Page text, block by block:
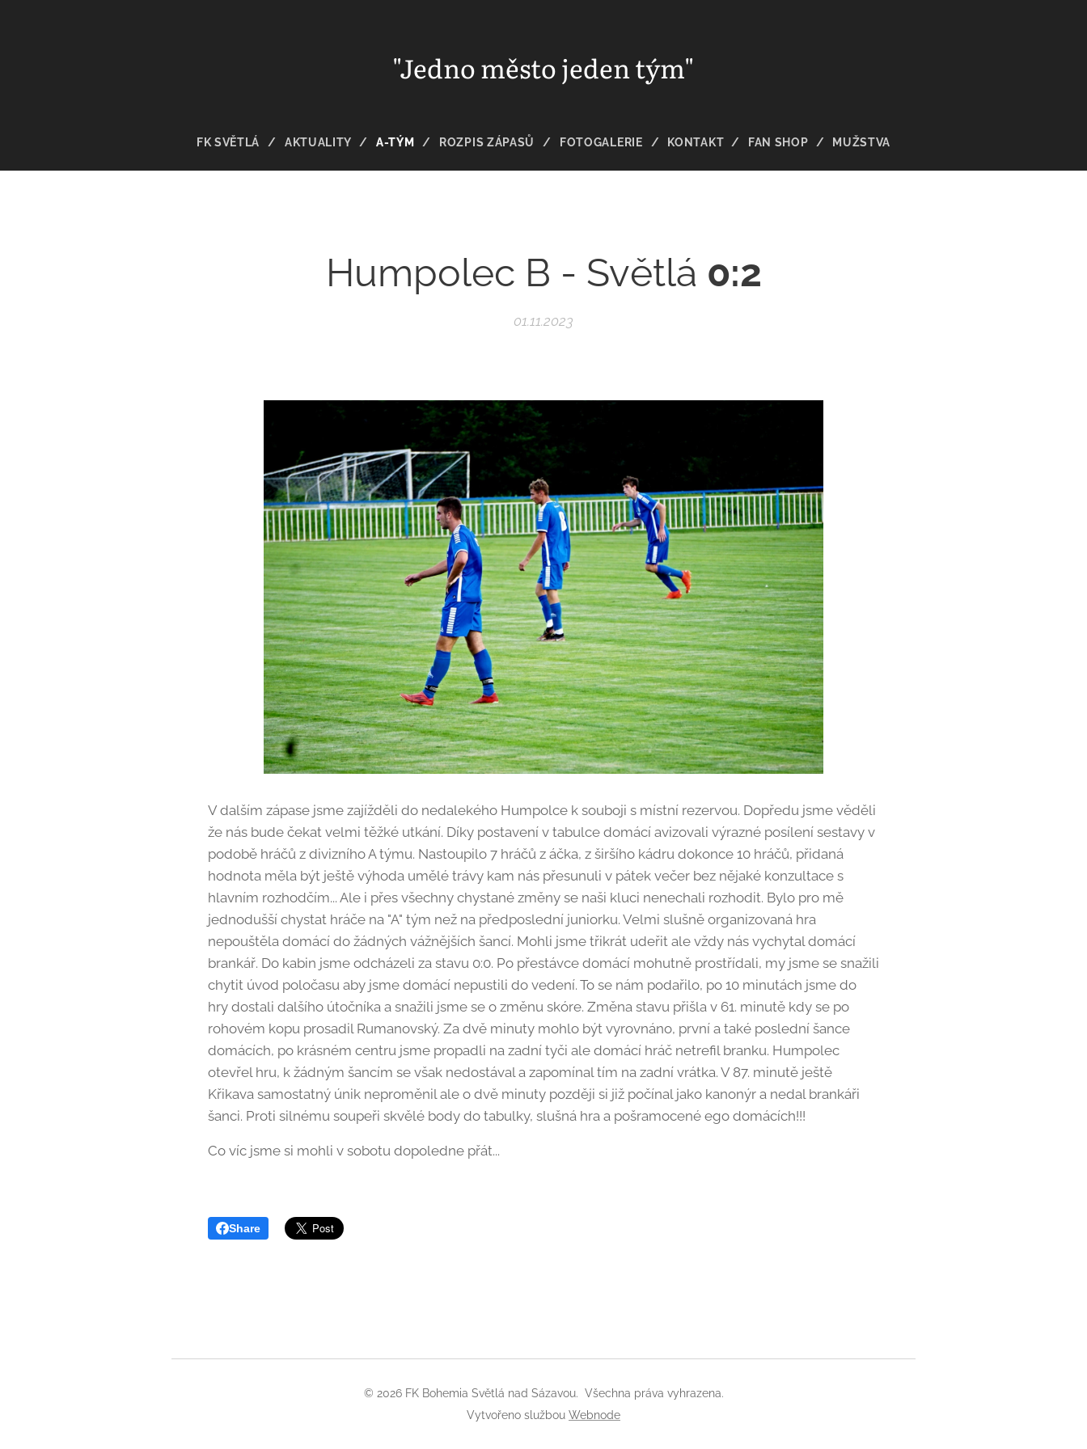
"Jedno město jeden tým"
FK SVĚTLÁ AKTUALITY A-TÝM ROZPIS ZÁPASŮ FOTOGALERIE KONTAKT FAN SHOP MUŽSTVA
Humpolec B - Světlá 0:2
01.11.2023
V dalším zápase jsme zajížděli do nedalekého Humpolce k souboji s místní rezervou. Dopředu jsme věděli
že nás bude čekat velmi těžké utkání. Díky postavení v tabulce domácí avizovali výrazné posílení sestavy v
podobě hráčů z divizního A týmu. Nastoupilo 7 hráčů z áčka, z širšího kádru dokonce 10 hráčů, přidaná
hodnota měla být ještě výhoda umělé trávy kam nás přesunuli v pátek večer bez nějaké konzultace s
hlavním rozhodčím... Ale i přes všechny chystané změny se naši kluci nenechali rozhodit. Bylo pro mě
jednodušší chystat hráče na "A" tým než na předposlední juniorku. Velmi slušně organizovaná hra
nepouštěla domácí do žádných vážnějších šancí. Mohli jsme třikrát udeřit ale vždy nás vychytal domácí
brankář. Do kabin jsme odcházeli za stavu 0:0. Po přestávce domácí mohutně prostřídali, my jsme se snažili
chytit úvod poločasu aby jsme domácí nepustili do vedení. To se nám podařilo, po 10 minutách jsme do
hry dostali dalšího útočníka a snažili jsme se o změnu skóre. Změna stavu přišla v 61. minutě kdy se po
rohovém kopu prosadil Rumanovský. Za dvě minuty mohlo být vyrovnáno, první a také poslední šance
domácích, po krásném centru jsme propadli na zadní tyči ale domácí hráč netrefil branku. Humpolec
otevřel hru, k žádným šancím se však nedostával a zapomínal tím na zadní vrátka. V 87. minutě ještě
Křikava samostatný únik neproměnil ale o dvě minuty později si již počínal jako kanonýr a nedal brankáři
šanci. Proti silnému soupeři skvělé body do tabulky, slušná hra a pošramocené ego domácích!!!
Co víc jsme si mohli v sobotu dopoledne přát...
Share
© 2026 FK Bohemia Světlá nad Sázavou. Všechna práva vyhrazena.
Vytvořeno službou Webnode